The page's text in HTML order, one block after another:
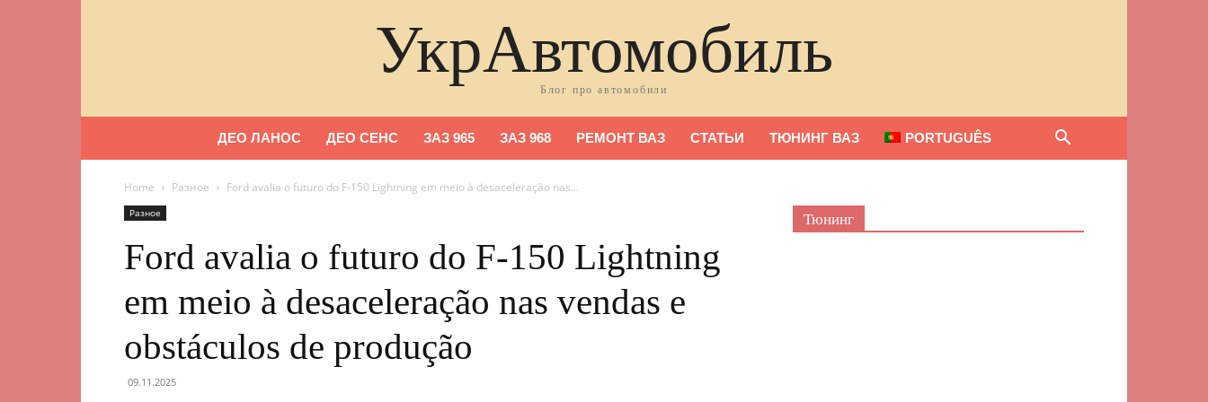
УкрАвтомобиль
Блог про автомобили
ДЕО ЛАНОС ДЕО СЕНС ЗАЗ 965 ЗАЗ 968 РЕМОНТ ВАЗ СТАТЬИ ТЮНИНГ ВАЗ PORTUGUÊS
Home Разное Ford avalia o futuro do F-150 Lightning em meio à desaceleração nas...
Разное
Ford avalia o futuro do F-150 Lightning
em meio à desaceleração nas vendas e
obstáculos de produção
09.11.2025
Тюнинг